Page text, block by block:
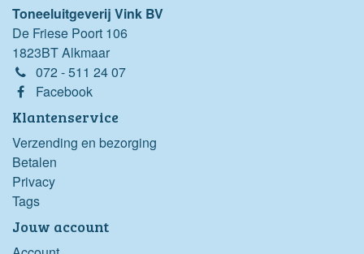
Toneeluitgeverij Vink BV
De Friese Poort 106
1823BT Alkmaar
072 - 511 24 07
Facebook
Klantenservice
Verzending en bezorging
Betalen
Privacy
Tags
Jouw account